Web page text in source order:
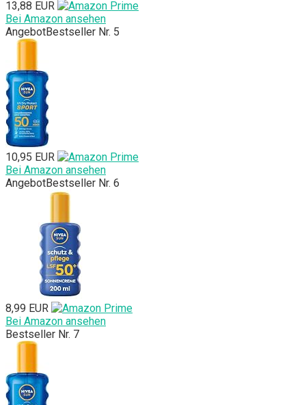
13,88 EUR
Bei Amazon ansehen
AngebotBestseller Nr. 5
10,95 EUR
Bei Amazon ansehen
AngebotBestseller Nr. 6
8,99 EUR
Bei Amazon ansehen
Bestseller Nr. 7